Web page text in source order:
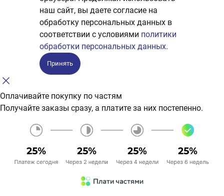
наш сайт, вы даете согласие на
обработку персональных данных в
соответствии с условиями политики
обработки персональных данных.
Принять
Оплачивайте покупку по частям
Получайте заказы сразу, а платите за них постепенно.